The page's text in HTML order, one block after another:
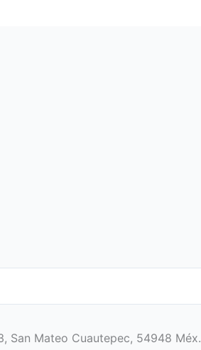
San Mateo Cuautepec, 54948 Méx.